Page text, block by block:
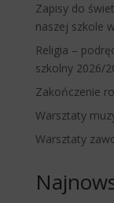
Zapisy do
naszej szkole
Religia –
szkolny 2026/
Zakończenie
Warsztaty
Warsztaty